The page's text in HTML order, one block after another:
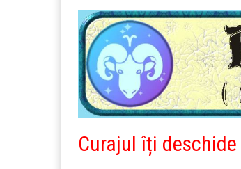
Curajul îți